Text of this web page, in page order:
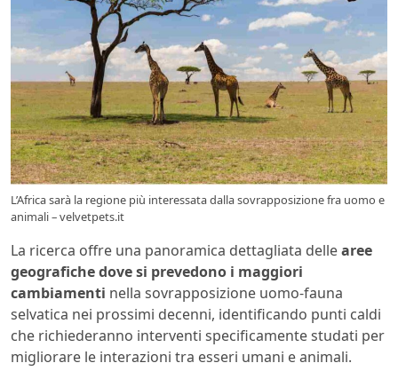
L’Africa sarà la regione più interessata dalla sovrapposizione fra uomo e
animali – velvetpets.it
La ricerca offre una panoramica dettagliata dellearee
geografiche dove si prevedono i maggiori
cambiamenti nella sovrapposizione uomo-fauna
selvatica nei prossimi decenni, identificando punti caldi
che richiederanno interventi specificamente studati per
migliorare le interazioni tra esseri umani e animali.